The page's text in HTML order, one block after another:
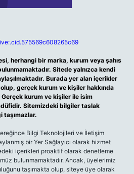
herhangi bir marka, kurum veya şahıs
Sitede yalnızca kendi
Burada yer alan içerikler
gerçek kurum ve kişiler hakkında
Gerçek kurum ve kişiler ile isim
Sitemizdeki bilgiler taslak
taşımazlar.
Bilgi Teknolojileri ve İletişim
bir Yer Sağlayıcı olarak hizmet
içerikleri proaktif olarak denetleme
bulunmamaktadır. Ancak, üyelerimiz
taşımakta olup, siteye üye olarak